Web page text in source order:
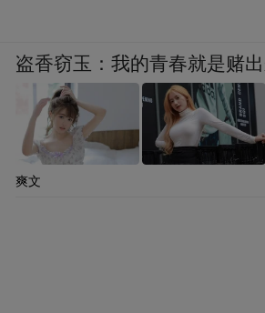
盗香窃玉：我的青春就是赌
爽文